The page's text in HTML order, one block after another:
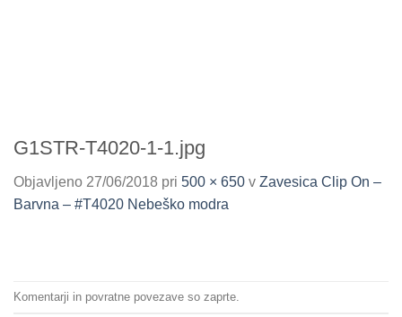
G1STR-T4020-1-1.jpg
Objavljeno 27/06/2018 pri 500 × 650 v Zavesica Clip On –
Barvna – #T4020 Nebeško modra
Komentarji in povratne povezave so zaprte.